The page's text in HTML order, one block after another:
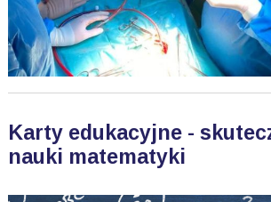
Karty edukacyjne -
nauki matematyki